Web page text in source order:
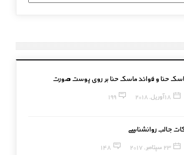
حنا و فوائد ماسک حنا بر روی پوست صورت
18 آوریل, 2018 199
جالب روانشناسی
23 سپتامبر, 2017 148